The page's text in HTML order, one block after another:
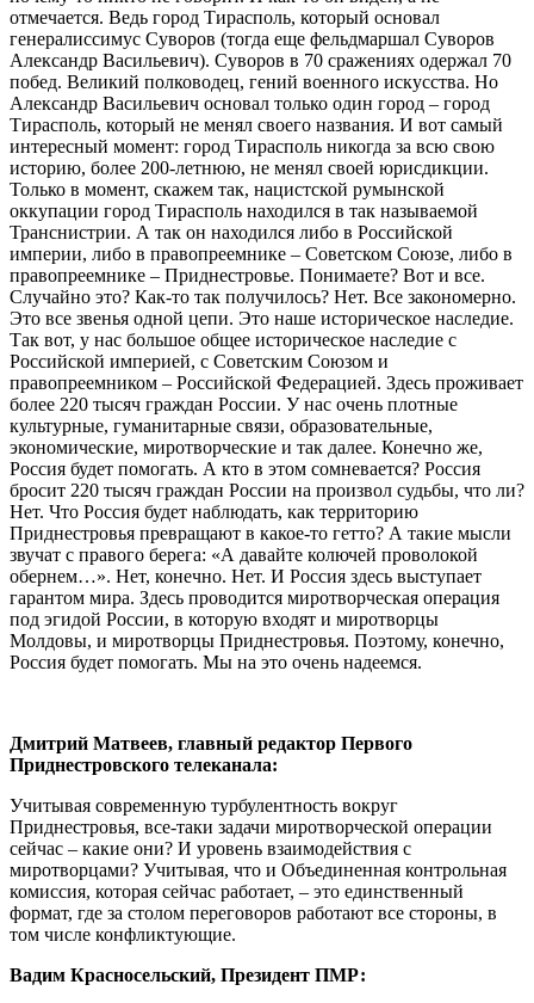
отмечается. Ведь город Тирасполь, который основал
генералиссимус Суворов (тогда еще фельдмаршал Суворов
Александр Васильевич). Суворов в 70 сражениях одержал 70
побед. Великий полководец, гений военного искусства. Но
Александр Васильевич основал только один город – город
Тирасполь, который не менял своего названия. И вот самый
интересный момент: город Тирасполь никогда за всю свою
историю, более 200-летнюю, не менял своей юрисдикции.
Только в момент, скажем так, нацистской румынской
оккупации город Тирасполь находился в так называемой
Транснистрии. А так он находился либо в Российской
империи, либо в правопреемнике – Советском Союзе, либо в
правопреемнике – Приднестровье. Понимаете? Вот и все.
Случайно это? Как-то так получилось? Нет. Все закономерно.
Это все звенья одной цепи. Это наше историческое наследие.
Так вот, у нас большое общее историческое наследие с
Российской империей, с Советским Союзом и
правопреемником – Российской Федерацией. Здесь проживает
более 220 тысяч граждан России. У нас очень плотные
культурные, гуманитарные связи, образовательные,
экономические, миротворческие и так далее. Конечно же,
Россия будет помогать. А кто в этом сомневается? Россия
бросит 220 тысяч граждан России на произвол судьбы, что ли?
Нет. Что Россия будет наблюдать, как территорию
Приднестровья превращают в какое-то гетто? А такие мысли
звучат с правого берега: «А давайте колючей проволокой
обернем…». Нет, конечно. Нет. И Россия здесь выступает
гарантом мира. Здесь проводится миротворческая операция
под эгидой России, в которую входят и миротворцы
Молдовы, и миротворцы Приднестровья. Поэтому, конечно,
Россия будет помогать. Мы на это очень надеемся.
Дмитрий Матвеев, главный редактор Первого
Приднестровского телеканала:
Учитывая современную турбулентность вокруг
Приднестровья, все-таки задачи миротворческой операции
сейчас – какие они? И уровень взаимодействия с
миротворцами? Учитывая, что и Объединенная контрольная
комиссия, которая сейчас работает, – это единственный
формат, где за столом переговоров работают все стороны, в
том числе конфликтующие.
Вадим Красносельский, Президент ПМР: